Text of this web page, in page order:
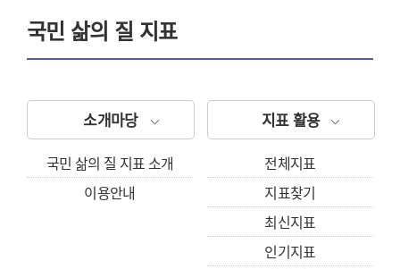
국민 삶의 질 지표
소개마당
국민 삶의 질 지표 소개
이용안내
지표 활용
전체지표
지표찾기
최신지표
인기지표